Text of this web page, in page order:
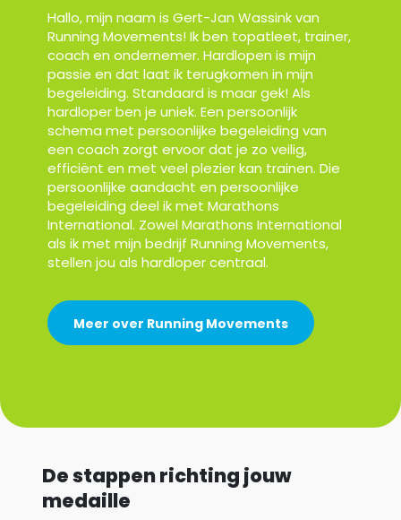
Hallo, mijn naam is Gert-Jan Wassink van
Running Movements! Ik ben topatleet, trainer,
coach en ondernemer. Hardlopen is mijn
passie en dat laat ik terugkomen in mijn
begeleiding. Standaard is maar gek! Als
hardloper ben je uniek. Een persoonlijk
schema met persoonlijke begeleiding van
een coach zorgt ervoor dat je zo veilig,
efficiënt en met veel plezier kan trainen. Die
persoonlijke aandacht en persoonlijke
begeleiding deel ik met Marathons
International. Zowel Marathons International
als ik met mijn bedrijf Running Movements,
stellen jou als hardloper centraal.
Meer over Running Movements
De stappen richting jouw
medaille